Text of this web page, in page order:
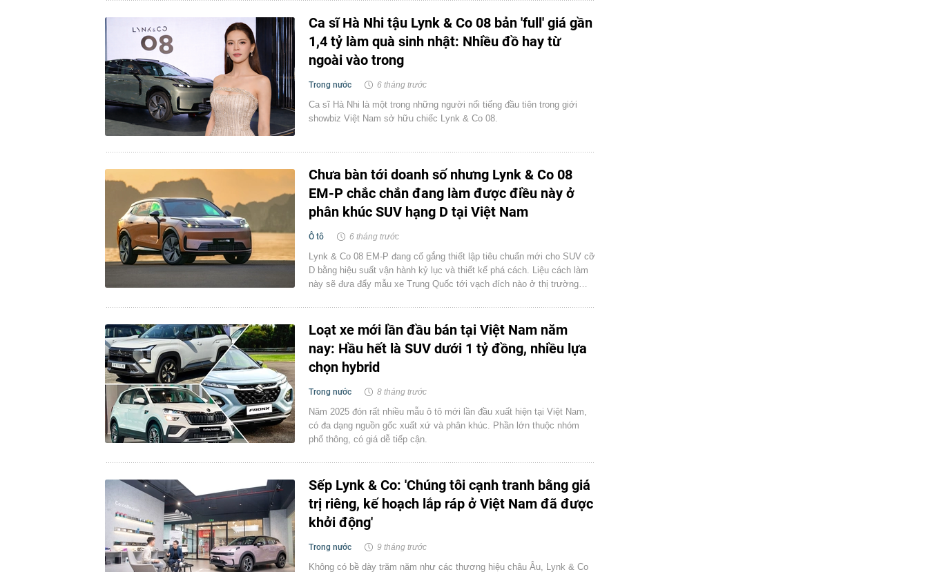
Ca sĩ Hà Nhi tậu Lynk & Co 08 bản 'full' giá gần
1,4 tỷ làm quà sinh nhật: Nhiều đồ hay từ
ngoài vào trong
Trong nước 6 tháng trước
Ca sĩ Hà Nhi là một trong những người nổi tiếng đầu tiên trong giới
showbiz Việt Nam sở hữu chiếc Lynk & Co 08.
Chưa bàn tới doanh số nhưng Lynk & Co 08
EM-P chắc chắn đang làm được điều này ở
phân khúc SUV hạng D tại Việt Nam
Ô tô 6 tháng trước
Lynk & Co 08 EM-P đang cố gắng thiết lập tiêu chuẩn mới cho SUV cỡ
D bằng hiệu suất vận hành kỷ lục và thiết kế phá cách. Liệu cách làm
này sẽ đưa đẩy mẫu xe Trung Quốc tới vạch đích nào ở thị trường…
Loạt xe mới lần đầu bán tại Việt Nam năm
nay: Hầu hết là SUV dưới 1 tỷ đồng, nhiều lựa
chọn hybrid
Trong nước 8 tháng trước
Năm 2025 đón rất nhiều mẫu ô tô mới lần đầu xuất hiện tại Việt Nam,
có đa dạng nguồn gốc xuất xứ và phân khúc. Phần lớn thuộc nhóm
phổ thông, có giá dễ tiếp cận.
Sếp Lynk & Co: 'Chúng tôi cạnh tranh bằng giá
trị riêng, kế hoạch lắp ráp ở Việt Nam đã được
khởi động'
Trong nước 9 tháng trước
Không có bề dày trăm năm như các thương hiệu châu Âu, Lynk & Co